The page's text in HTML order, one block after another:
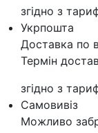
згідно з
Укрпошта
Доставка по
Термін
згідно з
Самовивіз
Можливо